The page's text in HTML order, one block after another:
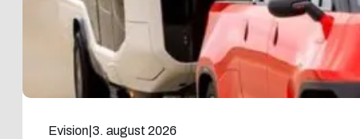
Evision 3. august 2026